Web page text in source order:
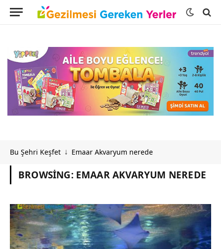
Bu Şehri Keşfet ↓ Emaar Akvaryum nerede
BROWSING: EMAAR AKVARYUM NEREDE